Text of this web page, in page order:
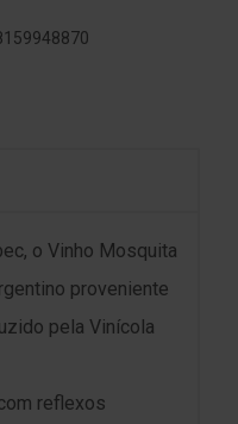
o Vinho Mosquita
proveniente
pela Vinícola
reflexos